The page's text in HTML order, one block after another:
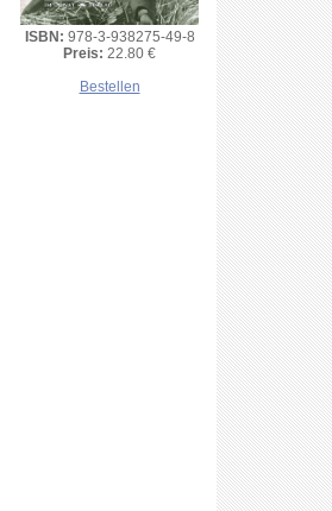
ISBN: 978-3-938275-49-8
Preis: 22.80 €
Bestellen